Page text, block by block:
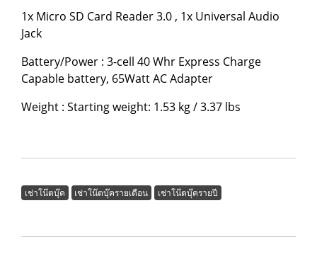
1x Micro SD Card Reader 3.0 , 1x Universal Audio
Jack
Battery/Power : 3-cell 40 Whr Express Charge
Capable battery, 65Watt AC Adapter
Weight : Starting weight: 1.53 kg / 3.37 lbs
เช่าโน๊ตบุ๊ค เช่าโน๊ตบุ๊ครายเดือน เช่าโน๊ตบุ๊ครายปี